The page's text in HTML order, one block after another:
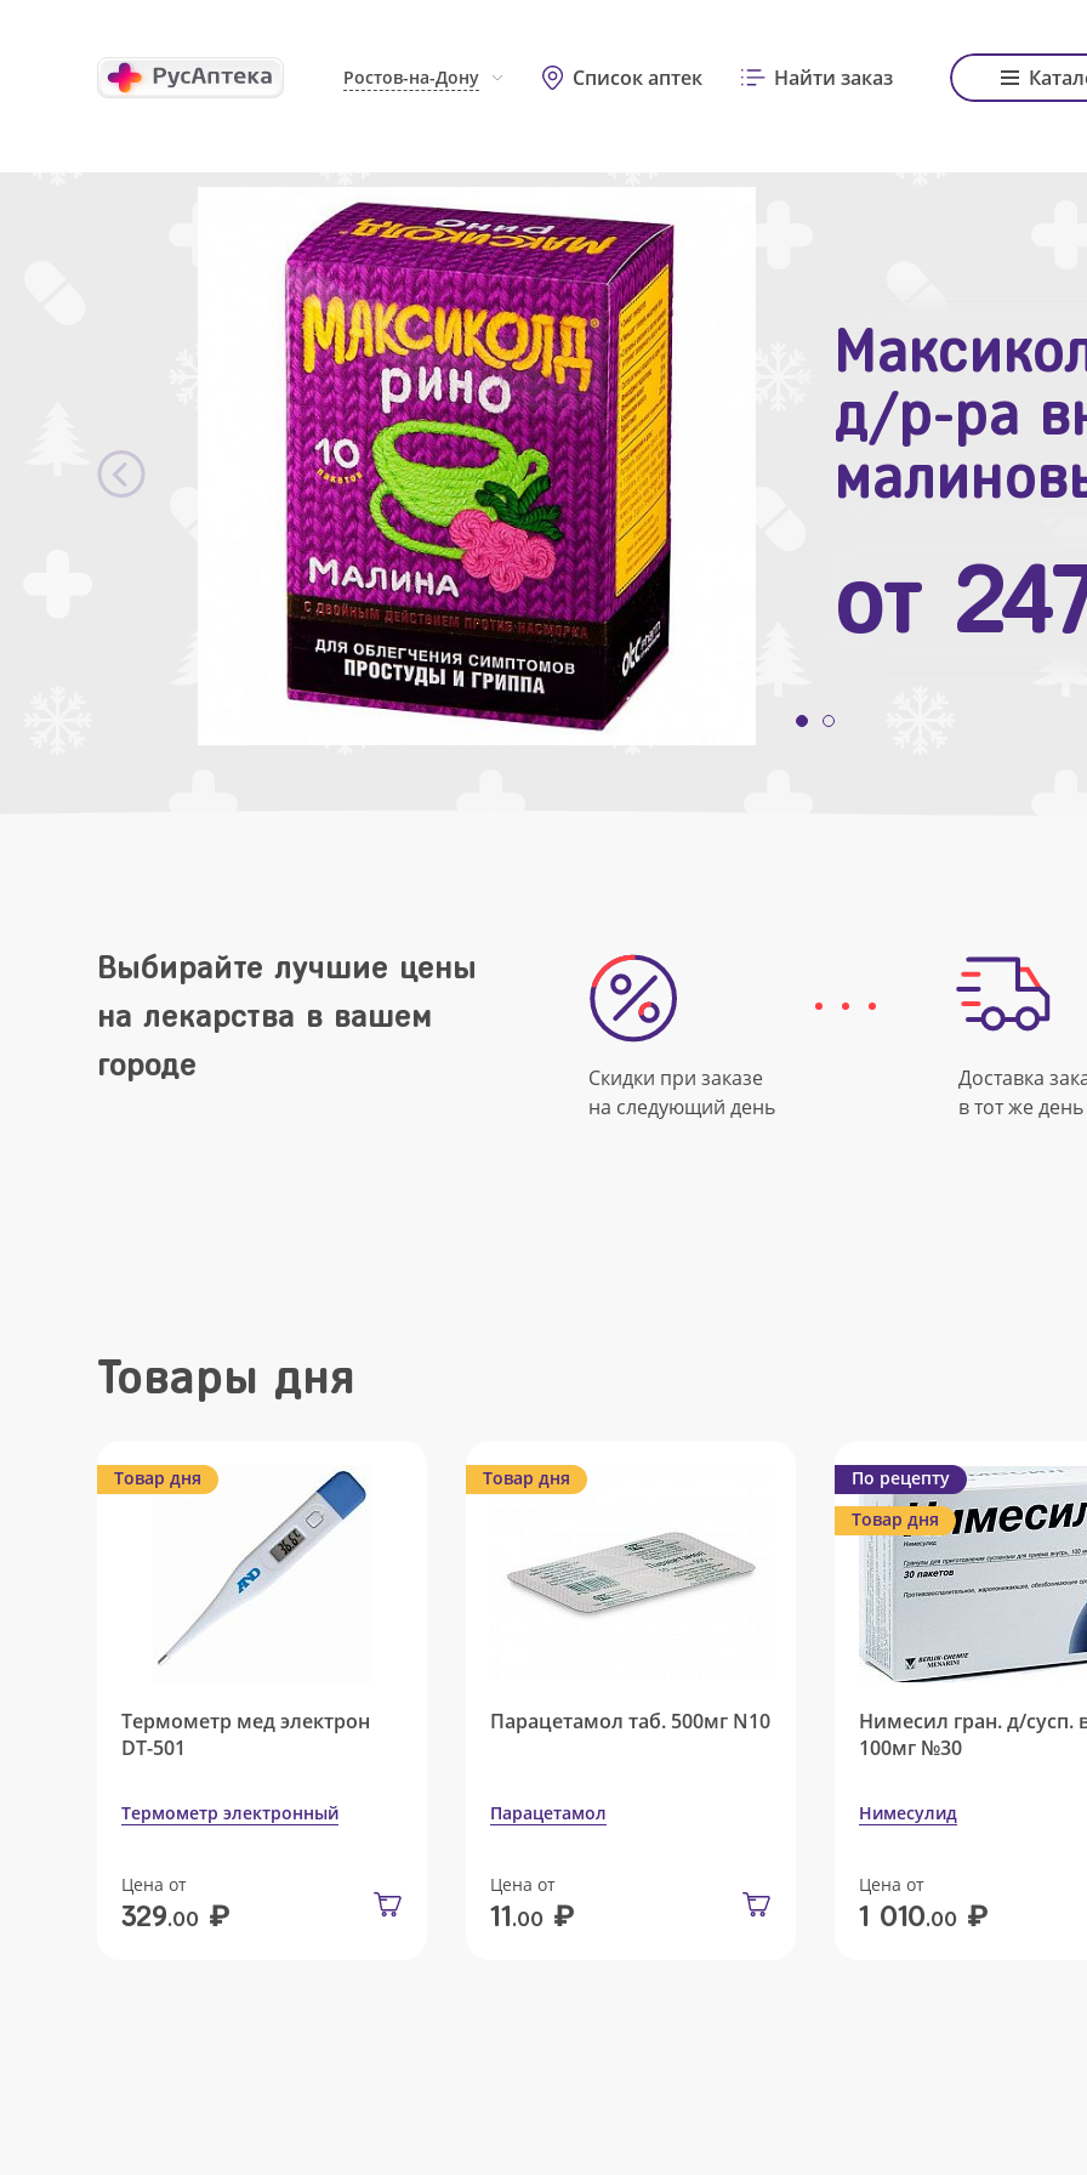
Ростов-на-Дону Список аптек Найти заказ
д/р-ра
от
Зодак
№10
от
Выбирайте лучшие цены
на лекарства в вашем
городе
Скидки при заказе
на следующий день
Доставка
в тот же день
Товары дня
Товар дня
Термометр мед электрон
DT-501
Термометр электронный
Цена от
329.00 ₽
Товар дня
Парацетамол таб. 500мг N10
Парацетамол
Цена от
11.00 ₽
По рецепту
Товар дня
Нимесил гран. д/сусп.
100мг №30
Нимесулид
Цена от
1 010.00 ₽